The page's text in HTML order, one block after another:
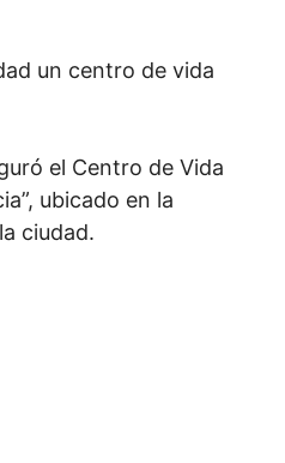
un centro de vida
el Centro de Vida
ubicado en la
ciudad.